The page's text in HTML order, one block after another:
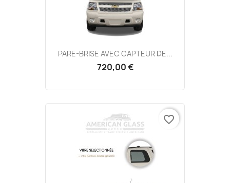
PARE-BRISE AVEC CAPTEUR DE...
720,00 €
favorite_border